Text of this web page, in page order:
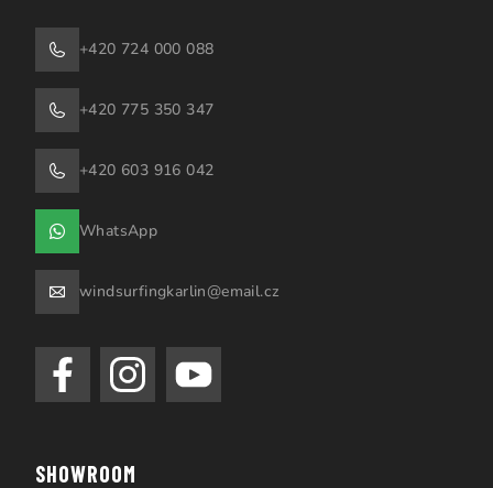
+420 724 000 088
+420 775 350 347
+420 603 916 042
WhatsApp
windsurfingkarlin@email.cz
SHOWROOM